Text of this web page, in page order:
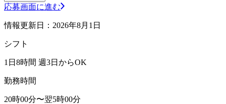
応募画面に進む
情報更新日：2026年8月1日
シフト
1日8時間 週3日からOK
勤務時間
20時00分〜翌5時00分